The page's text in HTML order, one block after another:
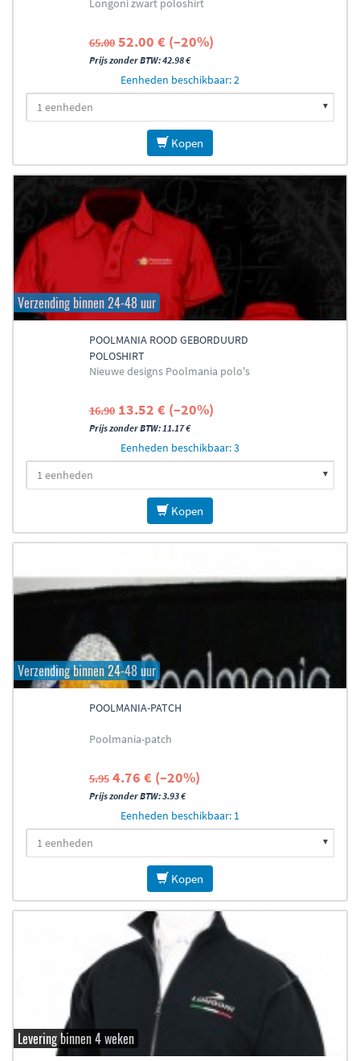
Longoni zwart poloshirt
65.00 52.00 € (–20%)
Prijs zonder BTW: 42.98 €
Eenheden beschikbaar: 2
Kopen
Verzending binnen 24-48 uur
POOLMANIA ROOD GEBORDUURD
POLOSHIRT
Nieuwe designs Poolmania polo's
16.90 13.52 € (–20%)
Prijs zonder BTW: 11.17 €
Eenheden beschikbaar: 3
Kopen
Verzending binnen 24-48 uur
POOLMANIA-PATCH
Poolmania-patch
5.95 4.76 € (–20%)
Prijs zonder BTW: 3.93 €
Eenheden beschikbaar: 1
Kopen
Levering binnen 4 weken